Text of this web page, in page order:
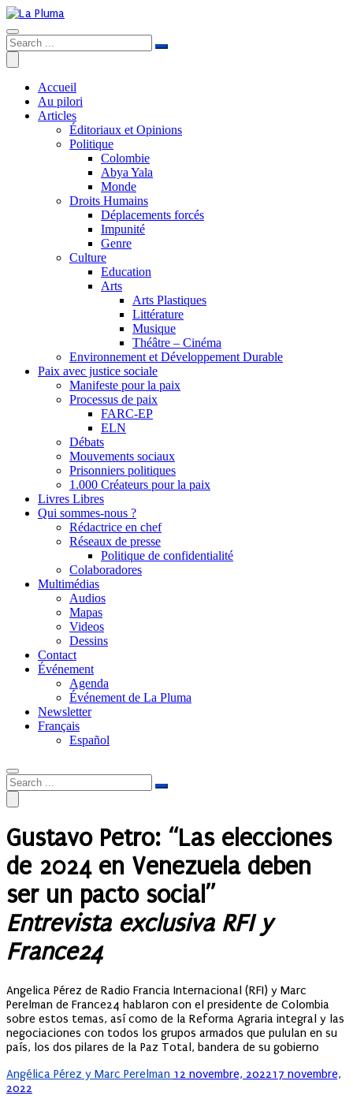
Accueil
Au pilori
Articles
Éditoriaux et Opinions
Politique
Colombie
Abya Yala
Monde
Droits Humains
Déplacements forcés
Impunité
Genre
Culture
Education
Arts
Arts Plastiques
Littérature
Musique
Théâtre – Cinéma
Environnement et Développement Durable
Paix avec justice sociale
Manifeste pour la paix
Processus de paix
FARC-EP
ELN
Débats
Mouvements sociaux
Prisonniers politiques
1.000 Créateurs pour la paix
Livres Libres
Qui sommes-nous ?
Rédactrice en chef
Réseaux de presse
Politique de confidentialité
Colaboradores
Multimédias
Audios
Mapas
Videos
Dessins
Contact
Événement
Agenda
Événement de La Pluma
Newsletter
Français
Español
Gustavo Petro: “Las elecciones
de 2024 en Venezuela deben
ser un pacto social”
Entrevista exclusiva RFI y
France24
Angelica Pérez de Radio Francia Internacional (RFI) y Marc
Perelman de France24 hablaron con el presidente de Colombia
sobre estos temas, así como de la Reforma Agraria integral y las
negociaciones con todos los grupos armados que pululan en su
país, los dos pilares de la Paz Total, bandera de su gobierno
Angélica Pérez y Marc Perelman Posted
12 novembre, 202217 novembre,
2022